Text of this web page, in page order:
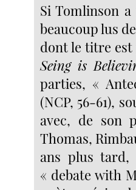
Si Tomlinson
beaucoup lus
dont le titre
Seing is
parties, «
(NCP, 56-61),
avec, de son
Thomas,
ans plus tard,
« debate with